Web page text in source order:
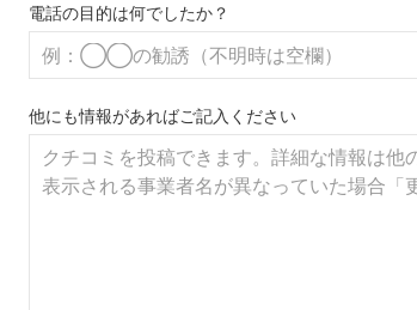
電話の目的は何でしたか？
他にも情報があればご記入ください